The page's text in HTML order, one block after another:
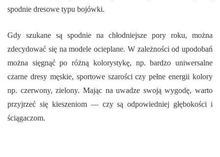
spodnie dresowe typu bojówki.
Gdy szukane są spodnie na chłodniejsze pory roku, można
zdecydować się na modele ocieplane. W zależności od upodobań
można sięgnąć po różną kolorystykę, np. bardzo uniwersalne
czarne dresy męskie, sportowe szarości czy pełne energii kolory
np. czerwony, zielony. Mając na uwadze swoją wygodę, warto
przyjrzeć się kieszeniom — czy są odpowiedniej głębokości i
ściągaczom.